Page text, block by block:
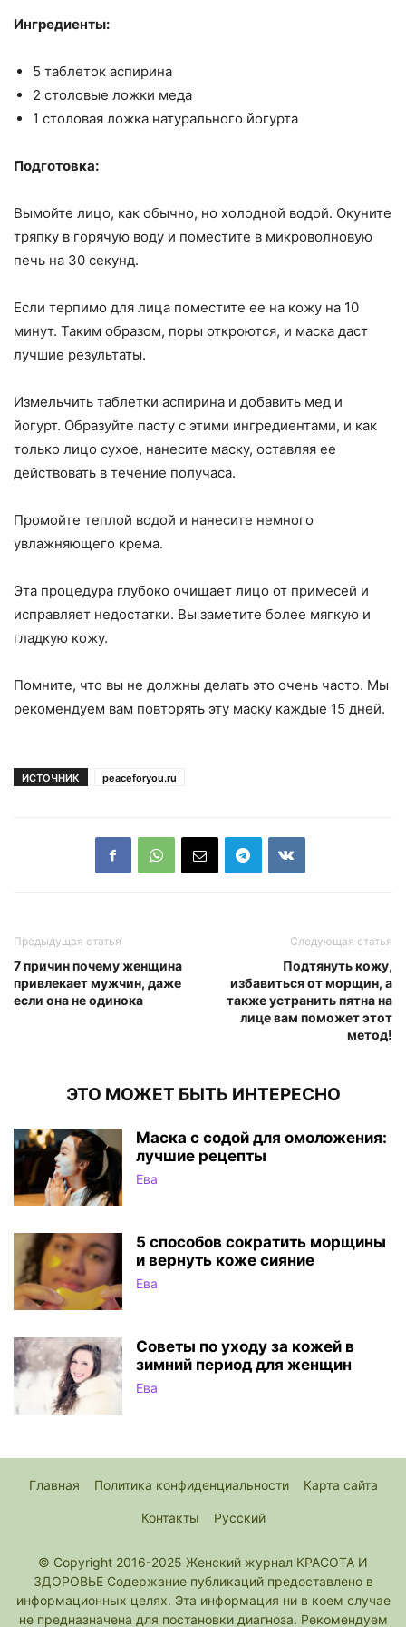
Ингредиенты:
5 таблеток аспирина
2 столовые ложки меда
1 столовая ложка натурального йогурта
Подготовка:
Вымойте лицо, как обычно, но холодной водой. Окуните
тряпку в горячую воду и поместите в микроволновую
печь на 30 секунд.
Если терпимо для лица поместите ее на кожу на 10
минут. Таким образом, поры откроются, и маска даст
лучшие результаты.
Измельчить таблетки аспирина и добавить мед и
йогурт. Образуйте пасту с этими ингредиентами, и как
только лицо сухое, нанесите маску, оставляя ее
действовать в течение получаса.
Промойте теплой водой и нанесите немного
увлажняющего крема.
Эта процедура глубоко очищает лицо от примесей и
исправляет недостатки. Вы заметите более мягкую и
гладкую кожу.
Помните, что вы не должны делать это очень часто. Мы
рекомендуем вам повторять эту маску каждые 15 дней.
ИСТОЧНИК peaceforyou.ru
Предыдущая статья
7 причин почему женщина
привлекает мужчин, даже
если она не одинока
Следующая статья
Подтянуть кожу,
избавиться от морщин, а
также устранить пятна на
лице вам поможет этот
метод!
ЭТО МОЖЕТ БЫТЬ ИНТЕРЕСНО
Маска с содой для омоложения:
лучшие рецепты
Ева
5 способов сократить морщины
и вернуть коже сияние
Ева
Советы по уходу за кожей в
зимний период для женщин
Ева
Главная Политика конфиденциальности Карта сайта
Контакты Русский
© Copyright 2016-2025 Женский журнал КРАСОТА И
ЗДОРОВЬЕ Содержание публикаций предоставлено в
информационных целях. Эта информация ни в коем случае
не предназначена для постановки диагноза. Рекомендуем